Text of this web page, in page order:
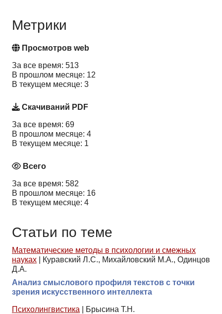
Метрики
Просмотров web
За все время: 513
В прошлом месяце: 12
В текущем месяце: 3
Скачиваний PDF
За все время: 69
В прошлом месяце: 4
В текущем месяце: 1
Всего
За все время: 582
В прошлом месяце: 16
В текущем месяце: 4
Статьи по теме
Математические методы в психологии и смежных
науках
Куравский Л.С., Михайловский М.А., Одинцов
Д.А.
Анализ смыслового профиля текстов с точки
зрения искусственного интеллекта
Психолингвистика
Брысина Т.Н.